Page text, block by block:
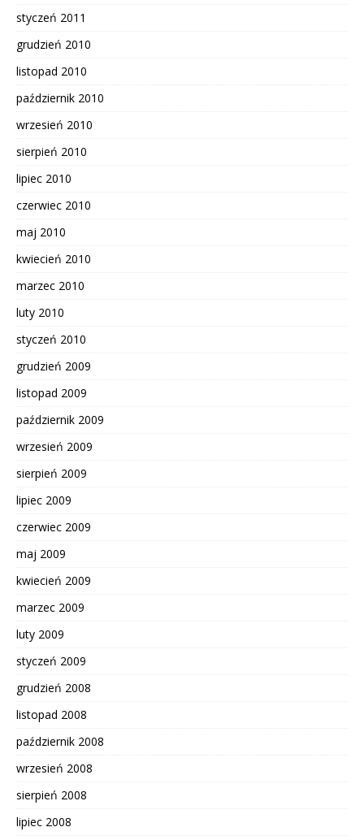
styczeń 2011
grudzień 2010
listopad 2010
październik 2010
wrzesień 2010
sierpień 2010
lipiec 2010
czerwiec 2010
maj 2010
kwiecień 2010
marzec 2010
luty 2010
styczeń 2010
grudzień 2009
listopad 2009
październik 2009
wrzesień 2009
sierpień 2009
lipiec 2009
czerwiec 2009
maj 2009
kwiecień 2009
marzec 2009
luty 2009
styczeń 2009
grudzień 2008
listopad 2008
październik 2008
wrzesień 2008
sierpień 2008
lipiec 2008